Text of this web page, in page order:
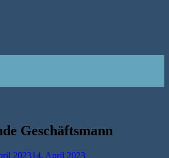
Geschäftsmann
202314. April 2023